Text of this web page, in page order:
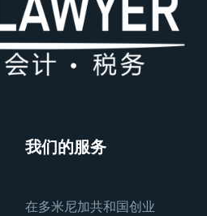
我们的服务
在多米尼加共和国创业